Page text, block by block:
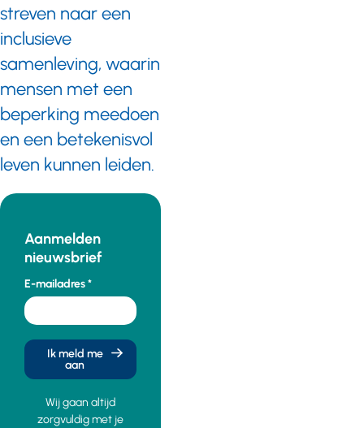
streven naar een
inclusieve
samenleving, waarin
mensen met een
beperking meedoen
en een betekenisvol
leven kunnen leiden.
Aanmelden
nieuwsbrief
E-mailadres
Ik meld me
aan
Wij gaan altijd
zorgvuldig met je